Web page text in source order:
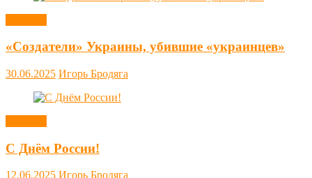
«Создатели» Украины, убившие «украинцев»
30.06.2025 Игорь Бродяга
С Днём России!
12.06.2025 Игорь Бродяга